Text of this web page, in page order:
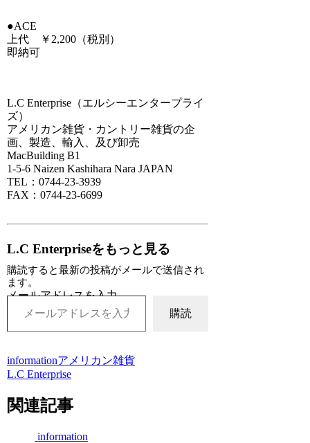
●ACE
上代 ￥2,200（税別）
即納可
L.C Enterprise（エルシーエンタープライ
ズ）
アメリカン雑貨・カントリー雑貨の企
画、製造、輸入、及び卸売
MacBuilding B1
1-5-6 Naizen Kashihara Nara JAPAN
TEL：0744-23-3939
FAX：0744-23-6699
L.C Enterpriseをもっと見る
購読すると最新の投稿がメールで送信され
ます。
メールアドレスを入力...
購読
informationアメリカン雑貨
L.C Enterprise
関連記事
information